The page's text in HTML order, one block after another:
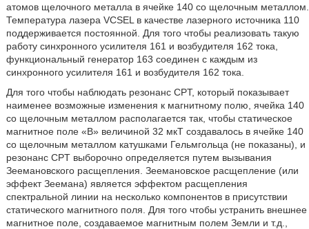
атомов щелочного металла в ячейке 140 со щелочным металлом.
Температура лазера VCSEL в качестве лазерного источника 110
поддерживается постоянной. Для того чтобы реализовать такую
работу синхронного усилителя 161 и возбудителя 162 тока,
функциональный генератор 163 соединен с каждым из
синхронного усилителя 161 и возбудителя 162 тока.
Для того чтобы наблюдать резонанс CPT, который показывает
наименее возможные изменения к магнитному полю, ячейка 140
со щелочным металлом располагается так, чтобы статическое
магнитное поле «B» величиной 32 мкT создавалось в ячейке 140
со щелочным металлом катушками Гельмгольца (не показаны), и
резонанс CPT выборочно определяется путем вызывания
Зеемановского расщепления. Зеемановское расщепление (или
эффект Зеемана) является эффектом расщепления
спектральной линии на несколько компонентов в присутствии
статического магнитного поля. Для того чтобы устранить внешнее
магнитное поле, создаваемое магнитным полем Земли и т.д.,